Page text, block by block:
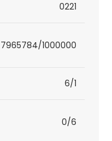
0221
7965784/1000000
6/1
0/6